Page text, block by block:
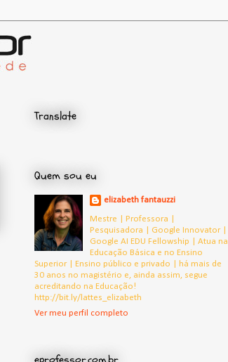
Translate
Quem sou eu
elizabeth fantauzzi
Mestre | Professora |
Pesquisadora | Google Innovator |
Google AI EDU Fellowship | Atua na
Educação Básica e no Ensino
Superior | Ensino público e privado | há mais de
30 anos no magistério e, ainda assim, segue
acreditando na Educação!
http://bit.ly/lattes_elizabeth
Ver meu perfil completo